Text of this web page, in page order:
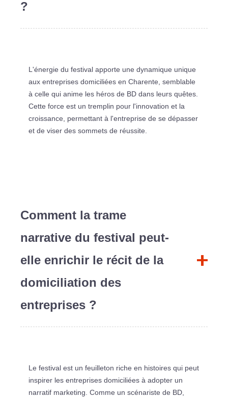
?
L'énergie du festival apporte une dynamique unique
aux entreprises domiciliées en Charente, semblable
à celle qui anime les héros de BD dans leurs quêtes.
Cette force est un tremplin pour l'innovation et la
croissance, permettant à l'entreprise de se dépasser
et de viser des sommets de réussite.
Comment la trame
narrative du festival peut-
elle enrichir le récit de la
domiciliation des
entreprises ?
Le festival est un feuilleton riche en histoires qui peut
inspirer les entreprises domiciliées à adopter un
narratif marketing. Comme un scénariste de BD,